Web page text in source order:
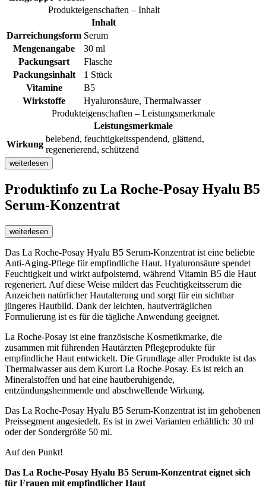
Produkteigenschaften – Inhalt
Inhalt
Darreichungsform Serum
Mengenangabe
30 ml
Packungsart
Flasche
Packungsinhalt
1 Stück
Vitamine
B5
Wirkstoffe
Hyaluronsäure, Thermalwasser
Produkteigenschaften – Leistungsmerkmale
Leistungsmerkmale
Wirkung
belebend, feuchtigkeitsspendend, glättend,
regenerierend, schützend
weiterlesen
Produktinfo zu La Roche-Posay Hyalu B5
Serum-Konzentrat
weiterlesen
Das La Roche-Posay Hyalu B5 Serum-Konzentrat ist eine beliebte
Anti-Aging-Pflege für empfindliche Haut. Hyaluronsäure spendet
Feuchtigkeit und wirkt aufpolsternd, während Vitamin B5 die Haut
regeneriert. Auf diese Weise mildert das Feuchtigkeitsserum die
Anzeichen natürlicher Hautalterung und sorgt für ein sichtbar
jüngeres Hautbild. Dank der leichten, hautverträglichen
Formulierung ist es für die tägliche Anwendung geeignet.
La Roche-Posay ist eine französische Kosmetikmarke, die
zusammen mit führenden Hautärzten Pflegeprodukte für
empfindliche Haut entwickelt. Die Grundlage aller Produkte ist das
Thermalwasser aus dem Kurort La Roche-Posay. Es ist reich an
Mineralstoffen und hat eine hautberuhigende,
entzündungshemmende und abschwellende Wirkung.
Das La Roche-Posay Hyalu B5 Serum-Konzentrat ist im gehobenen
Preissegment angesiedelt. Es ist in zwei Varianten erhältlich: 30 ml
oder der Sondergröße 50 ml.
Auf den Punkt!
Das La Roche-Posay Hyalu B5 Serum-Konzentrat eignet sich
für Frauen mit empfindlicher Haut